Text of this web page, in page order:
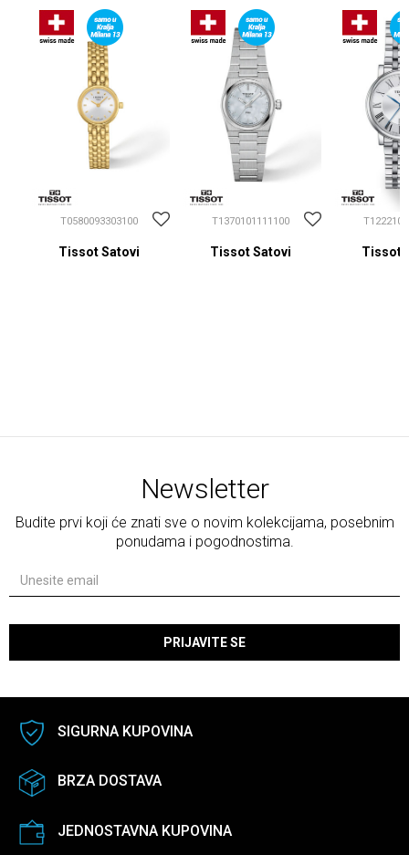
T0580093303100
Tissot Satovi
T1370101111100
Tissot Satovi Tissot
Newsletter
Budite prvi koji će znati sve o novim kolekcijama, posebnim
ponudama i pogodnostima.
PRIJAVITE SE
SIGURNA KUPOVINA
BRZA DOSTAVA
JEDNOSTAVNA KUPOVINA